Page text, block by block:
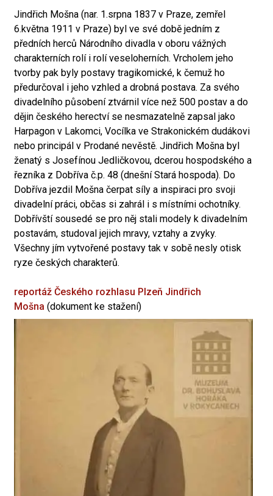
Jindřich Mošna (nar. 1.srpna 1837 v Praze, zemřel
6.května 1911 v Praze) byl ve své době jedním z
předních herců Národního divadla v oboru vážných
charakterních rolí i rolí veseloherních. Vrcholem jeho
tvorby pak byly postavy tragikomické, k čemuž ho
předurčoval i jeho vzhled a drobná postava. Za svého
divadelního působení ztvárnil více než 500 postav a do
dějin českého herectví se nesmazatelně zapsal jako
Harpagon v Lakomci, Vocílka ve Strakonickém dudákovi
nebo principál v Prodané nevěstě. Jindřich Mošna byl
ženatý s Josefínou Jedličkovou, dcerou hospodského a
řezníka z Dobříva č.p. 48 (dnešní Stará hospoda). Do
Dobříva jezdil Mošna čerpat síly a inspiraci pro svoji
divadelní práci, občas si zahrál i s místními ochotníky.
Dobřívští sousedé se pro něj stali modely k divadelním
postavám, studoval jejich mravy, vztahy a zvyky.
Všechny jím vytvořené postavy tak v sobě nesly otisk
ryze českých charakterů.
reportáž Českého rozhlasu Plzeň Jindřich
Mošna (dokument ke stažení)